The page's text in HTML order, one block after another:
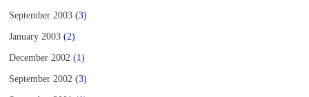
September 2003 (3)
January 2003 (2)
December 2002 (1)
September 2002 (3)